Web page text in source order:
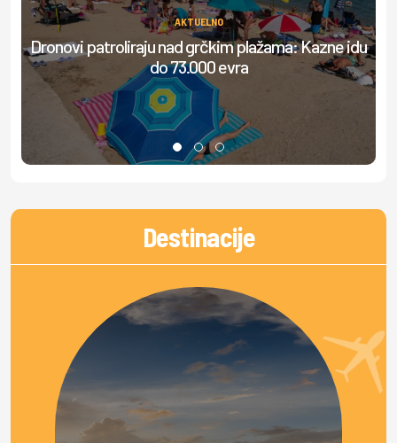
AKTUELNO
Dronovi patroliraju nad grčkim plažama: Kazne idu
do 73.000 evra
Destinacije